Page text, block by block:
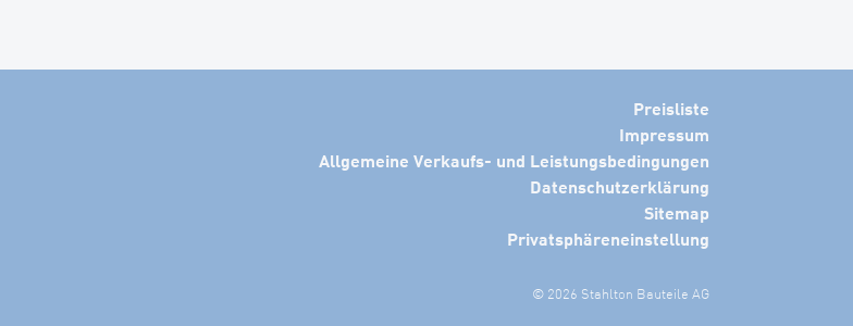
Preisliste
Impressum
Allgemeine Verkaufs- und Leistungsbedingungen
Datenschutzerklärung
Sitemap
Privatsphäreneinstellung
© 2026 Stahlton Bauteile AG